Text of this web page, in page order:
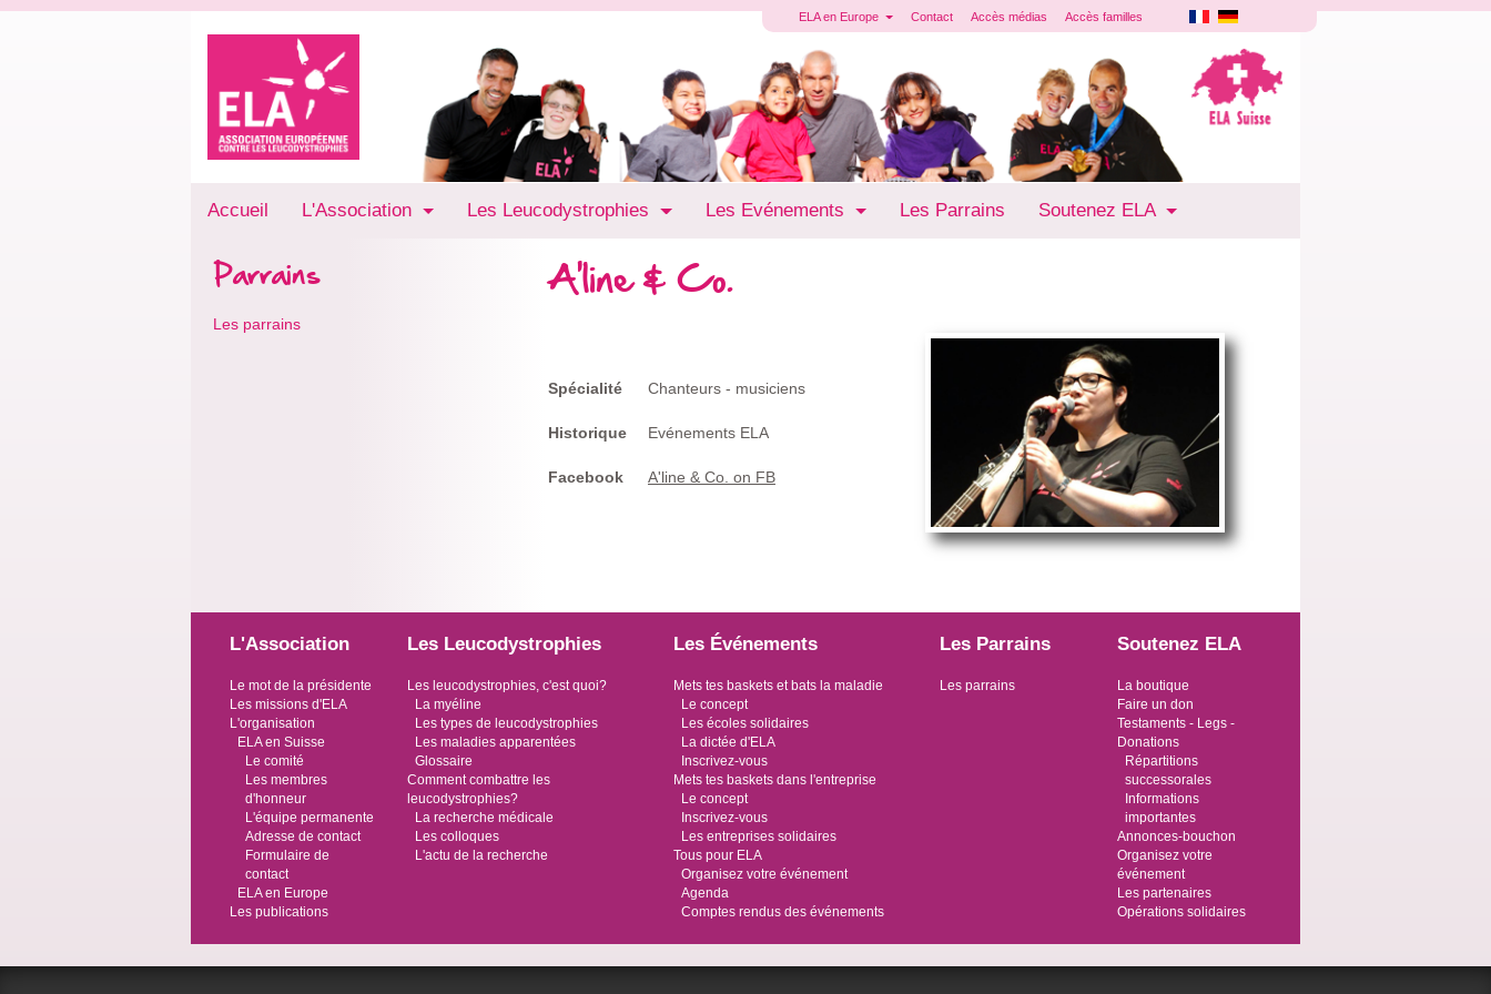
ELA en Europe Contact Accès médias Accès familles
Accueil L'Association Les Leucodystrophies Les Evénements Les Parrains Soutenez ELA
Parrains
Les parrains
A'line & Co.
Spécialité
Historique
Facebook
Chanteurs - musiciens
Evénements ELA
A'line & Co. on FB
L'Association
Le mot de la présidente
Les missions d'ELA
L'organisation
ELA en Suisse
Le comité
Les membres
d'honneur
L'équipe permanente
Adresse de contact
Formulaire de
contact
ELA en Europe
Les publications
Les Leucodystrophies
Les leucodystrophies, c'est quoi?
La myéline
Les types de leucodystrophies
Les maladies apparentées
Glossaire
Comment combattre les
leucodystrophies?
La recherche médicale
Les colloques
L'actu de la recherche
Les Événements
Mets tes baskets et bats la maladie
Le concept
Les écoles solidaires
La dictée d'ELA
Inscrivez-vous
Mets tes baskets dans l'entreprise
Le concept
Inscrivez-vous
Les entreprises solidaires
Tous pour ELA
Organisez votre événement
Agenda
Comptes rendus des événements
Les Parrains
Les parrains
Soutenez ELA
La boutique
Faire un don
Testaments - Legs -
Donations
Répartitions
successorales
Informations
importantes
Annonces-bouchon
Organisez votre
événement
Les partenaires
Opérations solidaires